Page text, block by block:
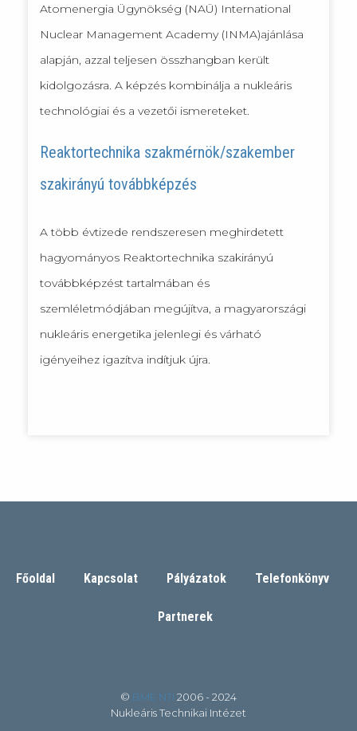
Atomenergia Ügynökség (NAÜ) International
Nuclear Management Academy (INMA)ajánlása
alapján, azzal teljesen összhangban került
kidolgozásra. A képzés kombinálja a nukleáris
technológiai és a vezetői ismereteket.
Reaktortechnika szakmérnök/szakember
szakirányú továbbképzés
A több évtizede rendszeresen meghirdetett
hagyományos Reaktortechnika szakirányú
továbbképzést tartalmában és
szemléletmódjában megújítva, a magyarországi
nukleáris energetika jelenlegi és várható
igényeihez igazítva indítjuk újra.
Főoldal Kapcsolat Pályázatok Telefonkönyv
Partnerek
© BME NTI 2006 - 2024
Nukleáris Technikai Intézet